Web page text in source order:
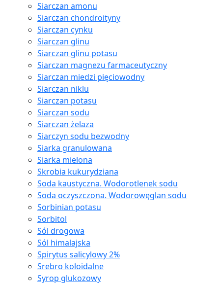
Siarczan amonu
Siarczan chondroityny
Siarczan cynku
Siarczan glinu
Siarczan glinu potasu
Siarczan magnezu farmaceutyczny
Siarczan miedzi pięciowodny
Siarczan niklu
Siarczan potasu
Siarczan sodu
Siarczan żelaza
Siarczyn sodu bezwodny
Siarka granulowana
Siarka mielona
Skrobia kukurydziana
Soda kaustyczna. Wodorotlenek sodu
Soda oczyszczona. Wodorowęglan sodu
Sorbinian potasu
Sorbitol
Sól drogowa
Sól himalajska
Spirytus salicylowy 2%
Srebro koloidalne
Syrop glukozowy